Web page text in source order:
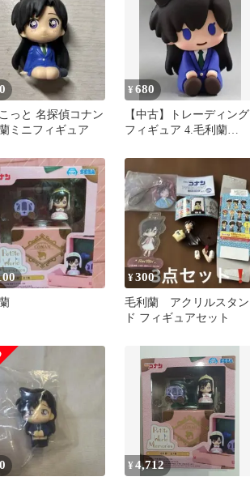
っと 名探偵コナン
ミニフィギュア
¥680
【中古】トレーディング
フィギュア 4.毛利蘭
コナン」
¥300
毛利蘭 アクリルスタン
ド フィギュアセット
¥4,712